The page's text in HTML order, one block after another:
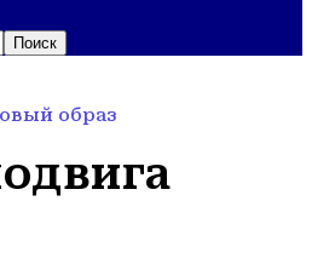
образ